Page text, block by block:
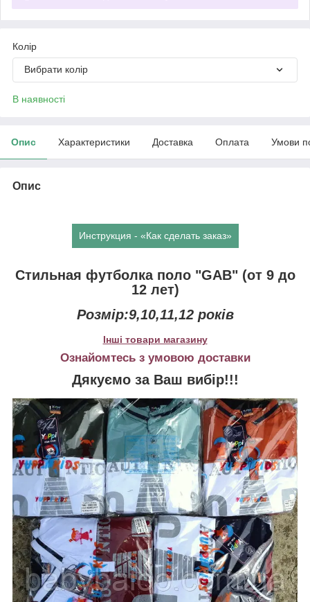
Колір
Вибрати колір
В наявності
Опис Характеристики Доставка Оплата Умови
Опис
Инструкция - «Как сделать заказ»
Стильная футболка поло "GAB" (от 9 до
12 лет)
Розмір:9,10,11,12 років
Інші товари магазину
Ознайомтесь з умовою доставки
Дякуємо за Ваш вибір!!!